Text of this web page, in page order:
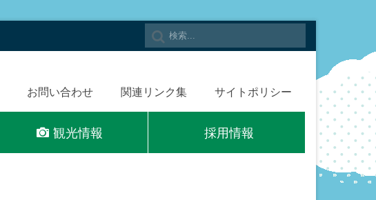
お問い合わせ 関連リンク集 サイトポリシー
観光情報 採用情報